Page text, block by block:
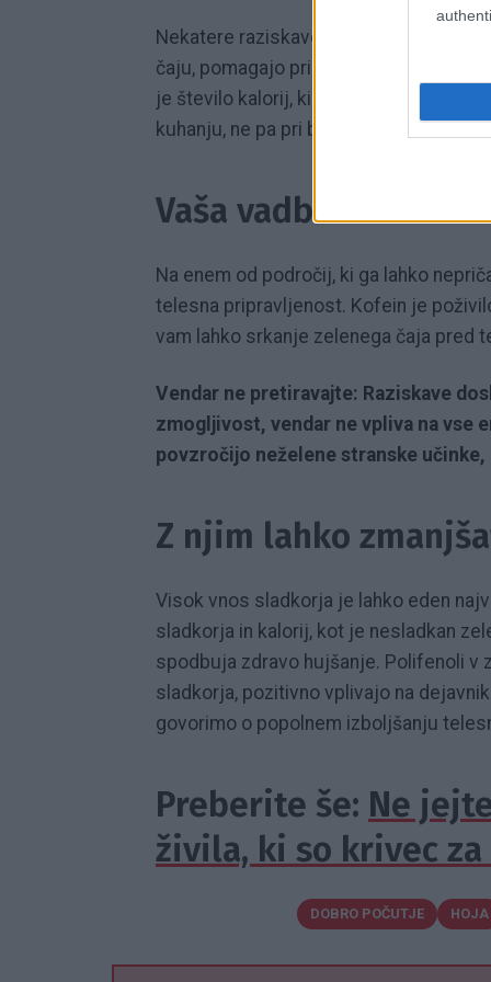
Nekatere raziskave kažejo, da lahko
čaju, pomagajo pri zmernem hujšanju,
je število kalorij, ki jih vaše telo pokuri
kuhanju, ne pa pri besnem treningu
Vaša vadba bo
Na enem od področij, ki ga lahko
telesna pripravljenost. Kofein je
vam lahko srkanje zelenega čaja pred
Vendar ne pretiravajte: Raziskave
zmogljivost, vendar ne vpliva na vse
povzročijo neželene stranske
Z njim lahko
Visok vnos sladkorja je lahko eden
sladkorja in kalorij, kot je nesladkan
spodbuja zdravo hujšanje. Polifenoli v
sladkorja, pozitivno vplivajo na
govorimo o popolnem izboljšanju
Preberite še: Ne
živila, ki so krivec
DOBRO POČUTJE HOJA